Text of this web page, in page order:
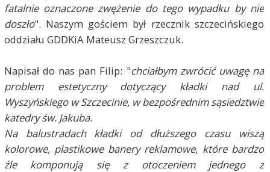
fatalnie oznaczone zwężenie do tego wypadku by nie
doszło". Naszym gościem był rzecznik szczecińskiego
oddziału GDDKiA Mateusz Grzeszczuk.
Napisał do nas pan Filip: "chciałbym zwrócić uwagę na
problem estetyczny dotyczący kładki nad ul.
Wyszyńskiego w Szczecinie, w bezpośrednim sąsiedztwie
katedry św. Jakuba.
Na balustradach kładki od dłuższego czasu wiszą
kolorowe, plastikowe banery reklamowe, które bardzo
źle komponują się z otoczeniem jednego z